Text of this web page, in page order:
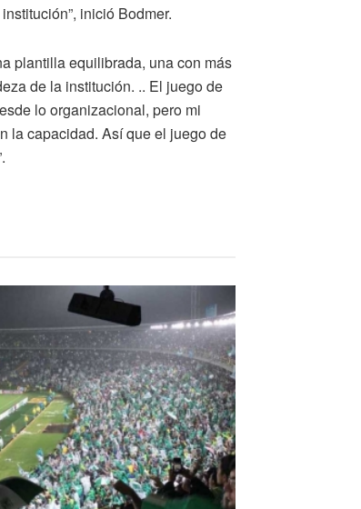
inició Bodmer.
plantilla equilibrada, una con más
de la institución. .. El juego de
lo organizacional, pero mi
la capacidad. Así que el juego de